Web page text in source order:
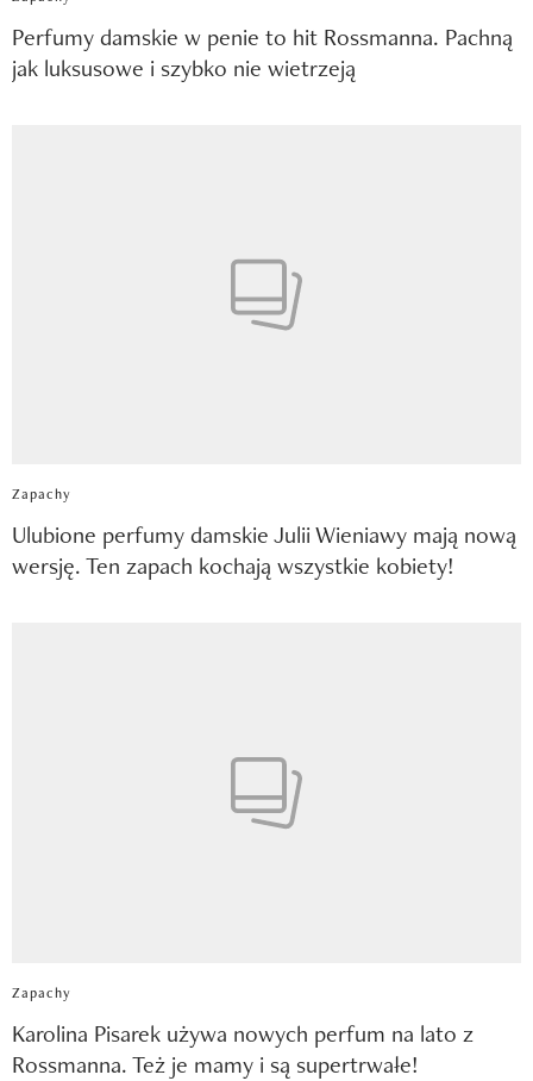
Perfumy damskie w penie to hit Rossmanna. Pachną
jak luksusowe i szybko nie wietrzeją
Zapachy
Ulubione perfumy damskie Julii Wieniawy mają nową
wersję. Ten zapach kochają wszystkie kobiety!
Zapachy
Karolina Pisarek używa nowych perfum na lato z
Rossmanna. Też je mamy i są supertrwałe!